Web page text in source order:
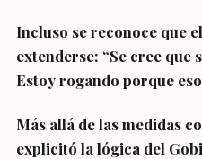
Incluso se reconoce que
extenderse: “Se cree que
Estoy rogando porque
Más allá de las medidas
explicitó la lógica del